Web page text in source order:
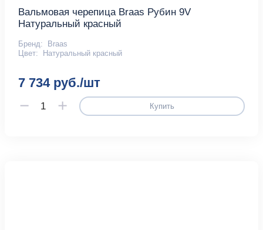
Вальмовая черепица Braas Рубин 9V
Натуральный красный
Бренд:
Braas
Цвет:
Натуральный красный
7 734 руб./шт
Купить